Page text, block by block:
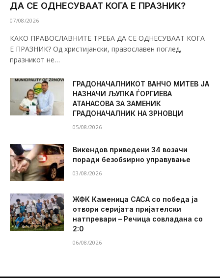
ДА СЕ ОДНЕСУВААТ КОГА Е ПРАЗНИК?
07/08/2026
КАКО ПРАВОСЛАВНИТЕ ТРЕБА ДА СЕ ОДНЕСУВААТ КОГА
Е ПРАЗНИК? Од христијански, православен поглед,
празникот не…
ГРАДОНАЧАЛНИКОТ ВАНЧО МИТЕВ ЈА
НАЗНАЧИ ЉУПКА ЃОРГИЕВА
АТАНАСОВА ЗА ЗАМЕНИК
ГРАДОНАЧАЛНИК НА ЗРНОВЦИ
05/08/2026
Викендов приведени 34 возачи
поради безобѕирно управување
03/08/2026
ЖФК Каменица САСА со победа ја
отвори серијата пријателски
натпревари – Речица совладана со
2:0
06/08/2026